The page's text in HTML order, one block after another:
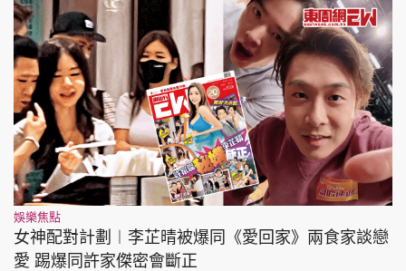
娛樂焦點
女神配對計劃︱李芷晴被爆同《愛回家》兩食家談戀
愛 踢爆同許家傑密會斷正